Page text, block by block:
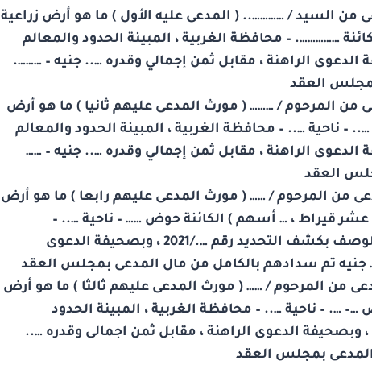
…././1999 اشترى المدعى من السيد / ………….. ( المدعى عليه الأول ) ما هو أرض زراعية
……………. – محافظة الغربية ، المبينة الحدود والمعالم
رقم …/2021 ، وبصحيفة الدعوى الراهنة ، مقابل ثمن إجمالي وقدره ….. جنيه – ……….
العقد
مؤرخ ././1999 اشترى المدعى من المرحوم / ……… ( مورث المدعى عليهم ثانيا ) ما هو أرض
ناحية ….. – محافظة الغربية ، المبينة الحدود والمعالم
رقم …/2021 ، وبصحيفة الدعوى الراهنة ، مقابل ثمن إجمالي وقدره ….. جنيه – ……
العقد
مؤرخ …/../1999 اشترى المدعى من المرحوم / …… ( مورث المدعى عليهم رابعا ) ما هو أرض
قيراط ، … أسهم ) الكائنة حوض …… – ناحية ….. –
محافظة الغربية ، المبينة الحدود والمعالم والوصف بكشف التحديد رقم …./2021 ، وبصحيفة الدعوى
جنيه تم سدادهم بالكامل من مال المدعى بمجلس العقد
مؤرخ …/../2000 اشترى المدعى من المرحوم / …… ( مورث المدعى عليهم ثالثا ) ما هو أرض
…. – ناحية ….. – محافظة الغربية ، المبينة الحدود
والمعالم والوصف بكشف التحديد رقم …/2021 ، وبصحيفة الدعوى الراهنة ، مقابل ثمن اجمالى وقدره …..
بمجلس العقد